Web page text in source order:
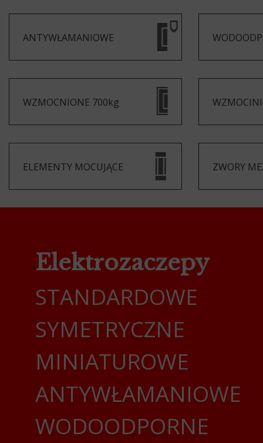
ANTYWŁAMANIOWE
WZMOCNIONE 700kg
ELEMENTY MOCUJĄCE ZWORY
Elektrozaczepy
STANDARDOWE
SYMETRYCZNE
MINIATUROWE
ANTYWŁAMANIOWE
WODOODPORNE